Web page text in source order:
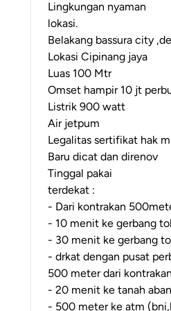
Lingkungan nyaman
lokasi.
Belakang bassura city
Lokasi Cipinang jaya
Luas 100 Mtr
Omset hampir 10 jt
Listrik 900 watt
Air jetpum
Legalitas sertifikat hak
Baru dicat dan direnov
Tinggal pakai
terdekat :
- Dari kontrakan
- 10 menit ke gerbang
- 30 menit ke gerbang
- drkat dengan pusat
500 meter dari kontrakan
- 20 menit ke tanah
- 500 meter ke atm